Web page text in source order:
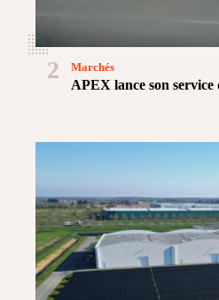
2
APEX lance son service
Marchés